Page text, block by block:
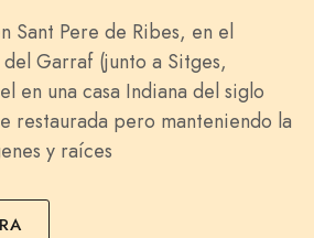
Sant Pere de Ribes, en el
Garraf (junto a Sitges,
en una casa Indiana del siglo
restaurada pero manteniendo la
y raíces